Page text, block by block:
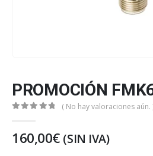
PROMOCIÓN
( No hay valoraciones aún.
160,00€ (SIN IVA)